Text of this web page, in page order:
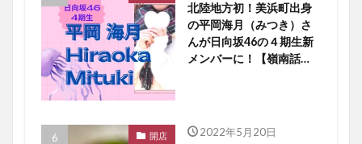
北陸地方初！美浜町出身
の平岡海月（みつき）さ
んが日向坂46の４期生新
メンバーに！【嶺南話
開店 2022年5月20日